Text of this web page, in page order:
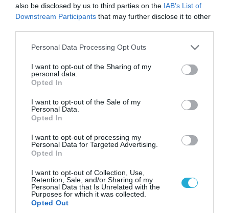
also be disclosed by us to third parties on the IAB’s List of
Downstream Participants that may further disclose it to other
Please note that this website/app uses one or more Google
not limited to your visit or usage behaviour. You may click to
grant or deny consent to Google and its third-party tags to
use your data for below specified purposes in below Google
consent section.
Personal Data Processing Opt Outs
I want to opt-out of the Sharing of my
personal data.
Opted In
I want to opt-out of the Sale of my
Personal Data.
Opted In
I want to opt-out of processing my
Personal Data for Targeted Advertising.
Opted In
I want to opt-out of Collection, Use,
Retention, Sale, and/or Sharing of my
Personal Data that Is Unrelated with the
Purposes for which it was collected.
Opted Out
ΗΠΑ: Nέα στοιχεία για το περιστατικό με το
προεδρικό ελικόπτερο Marine One – Βρέθηκε
δίπλα σε επιβατικό αεροσκάφος
ΠΟΛΙΤΙΚΗ